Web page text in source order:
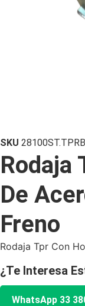
SKU 28100ST.TPRB
Rodaja
De
Freno
Rodaja Tpr Con
¿Te Interesa
WhatsApp 33